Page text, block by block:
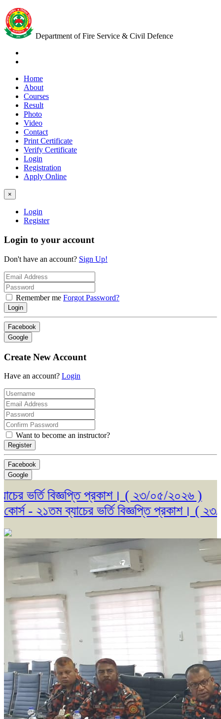
Department of Fire Service & Civil Defence
Home
About
Courses
Result
Photo
Video
Contact
Print Certificate
Verify Certificate
Login
Registration
Apply Online
×
Login
Register
Login to your account
Don't have an account? Sign Up!
Remember me Forgot Password?
Login
Facebook
Google
Create New Account
Have an account? Login
Want to become an instructor?
Register
Facebook
Google
বিজ্ঞপ্তি প্রকাশ। ( ২৩/০৫/২০২৬ )
ব্যাচের ভর্তি বিজ্ঞপ্তি প্রকাশ। ( ২৩/০৫/